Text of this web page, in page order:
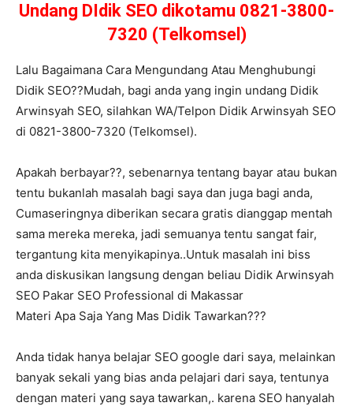
Undang DIdik SEO dikotamu 0821-3800-
7320 (Telkomsel)
Lalu Bagaimana Cara Mengundang Atau Menghubungi
Didik SEO??Mudah, bagi anda yang ingin undang Didik
Arwinsyah SEO, silahkan WA/Telpon Didik Arwinsyah SEO
di 0821-3800-7320 (Telkomsel).
Apakah berbayar??, sebenarnya tentang bayar atau bukan
tentu bukanlah masalah bagi saya dan juga bagi anda,
Cumaseringnya diberikan secara gratis dianggap mentah
sama mereka mereka, jadi semuanya tentu sangat fair,
tergantung kita menyikapinya..Untuk masalah ini biss
anda diskusikan langsung dengan beliau Didik Arwinsyah
SEO Pakar SEO Professional di Makassar
Materi Apa Saja Yang Mas Didik Tawarkan???
Anda tidak hanya belajar SEO google dari saya, melainkan
banyak sekali yang bias anda pelajari dari saya, tentunya
dengan materi yang saya tawarkan,. karena SEO hanyalah